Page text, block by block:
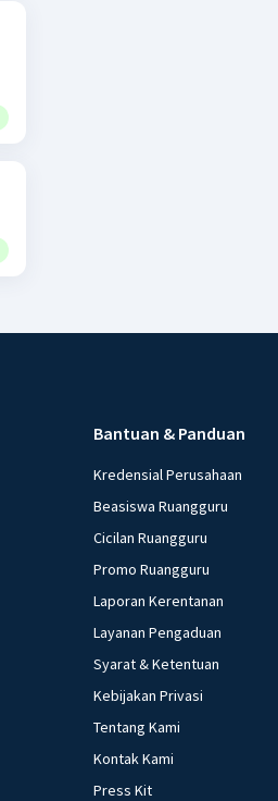
Bantuan & Panduan
Kredensial Perusahaan
Beasiswa Ruangguru
Cicilan Ruangguru
Promo Ruangguru
Laporan Kerentanan
Layanan Pengaduan
Syarat & Ketentuan
Kebijakan Privasi
Tentang Kami
Kontak Kami
Press Kit